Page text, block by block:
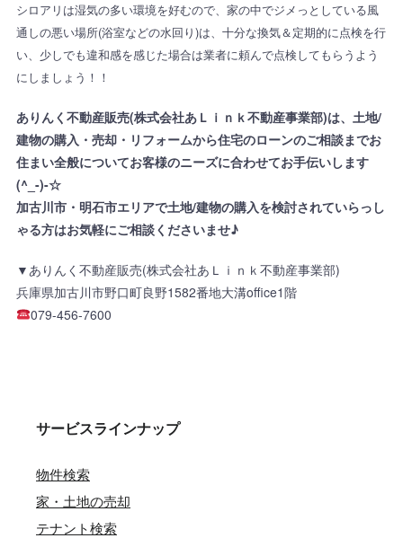
シロアリは湿気の多い環境を好むので、家の中でジメっとしている風
通しの悪い場所(浴室などの水回り)は、十分な換気＆定期的に点検を行
い、少しでも違和感を感じた場合は業者に頼んで点検してもらうよう
にしましょう！！
ありんく不動産販売(株式会社あＬｉｎｋ不動産事業部)は、土地/
建物の購入・売却・リフォームから住宅のローンのご相談までお
住まい全般についてお客様のニーズに合わせてお手伝いします
(^_-)-☆
加古川市・明石市エリアで土地/建物の購入を検討されていらっし
ゃる方はお気軽にご相談くださいませ♪
▼ありんく不動産販売(株式会社あＬｉｎｋ不動産事業部)
兵庫県加古川市野口町良野1582番地大溝office1階
079-456-7600
サービスラインナップ
物件検索
家・土地の売却
テナント検索